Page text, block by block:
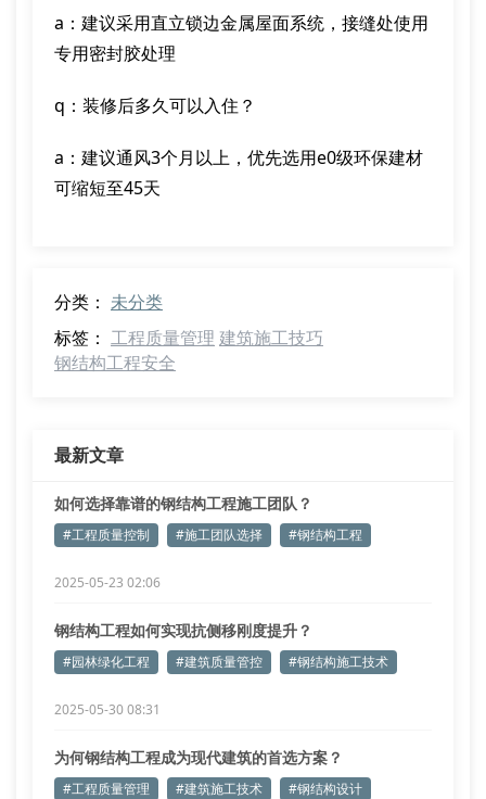
a：建议采用直立锁边金属屋面系统，接缝处使用
专用密封胶处理
q：装修后多久可以入住？
a：建议通风3个月以上，优先选用e0级环保建材
可缩短至45天
分类： 未分类
标签： 工程质量管理 建筑施工技巧
钢结构工程安全
最新文章
如何选择靠谱的钢结构工程施工团队？
#工程质量控制 #施工团队选择 #钢结构工程
2025-05-23 02:06
钢结构工程如何实现抗侧移刚度提升？
#园林绿化工程 #建筑质量管控 #钢结构施工技术
2025-05-30 08:31
为何钢结构工程成为现代建筑的首选方案？
#工程质量管理 #建筑施工技术 #钢结构设计